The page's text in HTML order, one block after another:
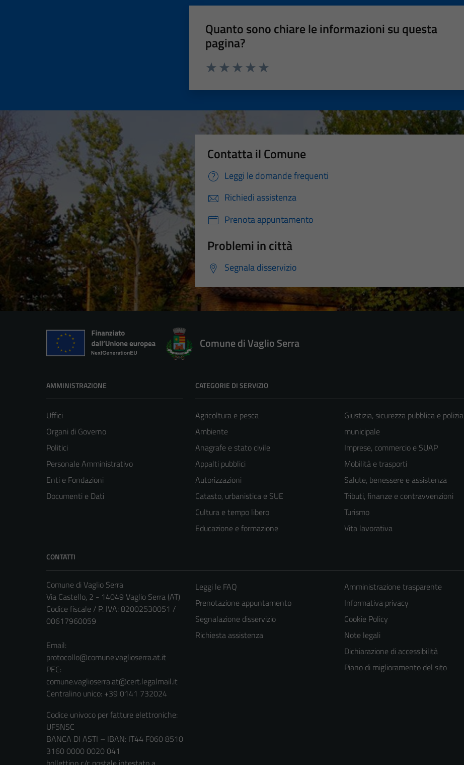
Quanto sono chiare le informazioni su questa
pagina?
Contatta il Comune
Leggi le domande frequenti
Richiedi assistenza
Prenota appuntamento
Problemi in città
Segnala disservizio
Comune di Vaglio Serra
AMMINISTRAZIONE
Uffici
Organi di Governo
Politici
Personale Amministrativo
Enti e Fondazioni
Documenti e Dati
CATEGORIE DI SERVIZIO
Agricoltura e pesca
Ambiente
Anagrafe e stato civile
Appalti pubblici
Autorizzazioni
Catasto, urbanistica e SUE
Cultura e tempo libero
Educazione e formazione
Giustizia, sicurezza pubblica e polizia
municipale
Imprese, commercio e SUAP
Mobilità e trasporti
Salute, benessere e assistenza
Tributi, finanze e contravvenzioni
Turismo
Vita lavorativa
CONTATTI
Comune di Vaglio Serra
Via Castello, 2 - 14049 Vaglio Serra (AT)
Codice fiscale / P. IVA: 82002530051 /
00617960059
Email:
protocollo@comune.vaglioserra.at.it
PEC:
comune.vaglioserra.at@cert.legalmail.it
Centralino unico: +39 0141 732024
Codice univoco per fatture elettroniche:
UF5NSC
BANCA DI ASTI – IBAN: IT44 F060 8510
3160 0000 0020 041
Leggi le FAQ
Prenotazione appuntamento
Segnalazione disservizio
Richiesta assistenza
Amministrazione trasparente
Informativa privacy
Cookie Policy
Note legali
Dichiarazione di accessibilità
Piano di miglioramento del sito